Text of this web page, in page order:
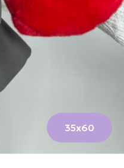
35х60